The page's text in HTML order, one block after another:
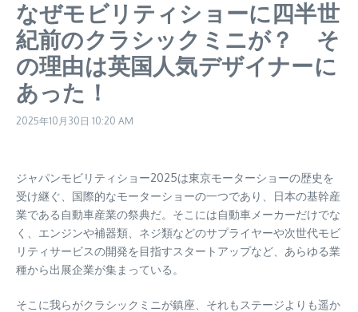
なぜモビリティショーに四半世
紀前のクラシックミニが？ そ
の理由は英国人気デザイナーに
あった！
2025年10月30日 10:20 AM
ジャパンモビリティショー2025は東京モーターショーの歴史を
受け継ぐ、国際的なモーターショーの一つであり、日本の基幹産
業である自動車産業の祭典だ。そこには自動車メーカーだけでな
く、エンジンや補器類、ネジ類などのサプライヤーや次世代モビ
リティサービスの開発を目指すスタートアップなど、あらゆる業
種から出展企業が集まっている。
そこに我らがクラシックミニが鎮座、それもステージよりも遥か